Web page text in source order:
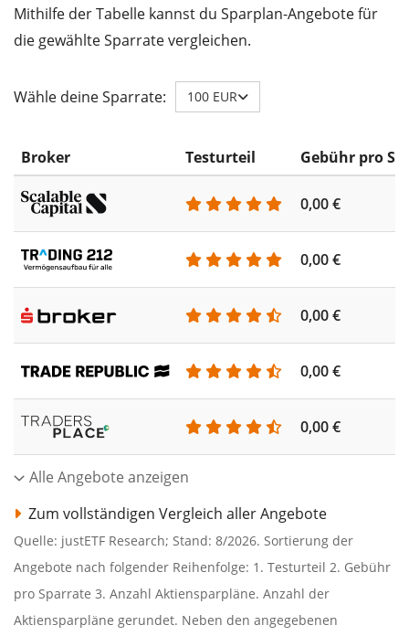
Mithilfe der Tabelle kannst du Sparplan-Angebote für
die gewählte Sparrate vergleichen.
Wähle deine Sparrate: 100 EUR
Broker Testurteil Gebühr pro
0,00 €
0,00 €
0,00 €
0,00 €
0,00 €
Alle Angebote anzeigen
Zum vollständigen Vergleich aller Angebote
Quelle: justETF Research; Stand: 8/2026. Sortierung der
Angebote nach folgender Reihenfolge: 1. Testurteil 2. Gebühr
pro Sparrate 3. Anzahl Aktiensparpläne. Anzahl der
Aktiensparpläne gerundet. Neben den angegebenen